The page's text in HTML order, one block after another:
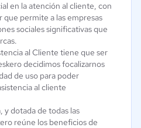
en la atención al cliente, con
permite a las empresas
sociales significativas que
al Cliente tiene que ser
decidimos focalizarnos
de uso para poder
al cliente
y dotada de todas las
reúne los beneficios de